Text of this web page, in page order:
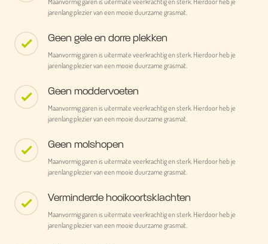
jarenlang plezier van een mooie duurzame grasmat.
Geen gele en dorre plekken
Maanvormig garen is uitermate veerkrachtig en sterk. Hierdoor heb je
jarenlang plezier van een mooie duurzame grasmat.
Geen moddervoeten
Maanvormig garen is uitermate veerkrachtig en sterk. Hierdoor heb je
jarenlang plezier van een mooie duurzame grasmat.
Geen molshopen
Maanvormig garen is uitermate veerkrachtig en sterk. Hierdoor heb je
jarenlang plezier van een mooie duurzame grasmat.
Verminderde hooikoortsklachten
Maanvormig garen is uitermate veerkrachtig en sterk. Hierdoor heb je
jarenlang plezier van een mooie duurzame grasmat.